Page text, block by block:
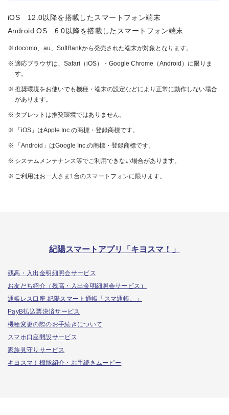
iOS 12.0以降を搭載したスマートフォン端末
Android OS 6.0以降を搭載したスマートフォン端末
docomo、au、SoftBankから発売された端末が対象となります。
適応ブラウザは、Safari（iOS）・Google Chrome（Android）に限りま
す。
推奨環境をお使いでも機種・端末の設定などにより正常に動作しない場合
があります。
タブレットは推奨環境ではありません。
「iOS」はApple Inc.の商標・登録商標です。
「Android」はGoogle Inc.の商標・登録商標です。
システムメンテナンス等でご利用できない場合があります。
ご利用はお一人さま1台のスマートフォンに限ります。
紀陽スマートアプリ「キヨスマ！」
残高・入出金明細照会サービス
お友だち紹介 （残高・入出金明細照会サービス）
通帳レス口座 紀陽スマート通帳 「スマ通帳。」
PayB払込票決済サービス
機種変更の際のお手続きについて
スマホ口座開設サービス
家族見守りサービス
キヨスマ！機能紹介・お手続きムービー